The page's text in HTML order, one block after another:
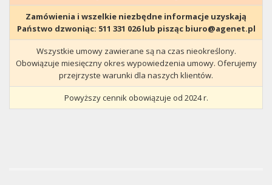
Zamówienia i wszelkie niezbędne informacje uzyskają
Państwo dzwoniąc: 511 331 026 lub pisząc biuro@agenet.pl
Wszystkie umowy zawierane są na czas nieokreślony.
Obowiązuje miesięczny okres wypowiedzenia umowy. Oferujemy
przejrzyste warunki dla naszych klientów.
Powyższy cennik obowiązuje od 2024 r.